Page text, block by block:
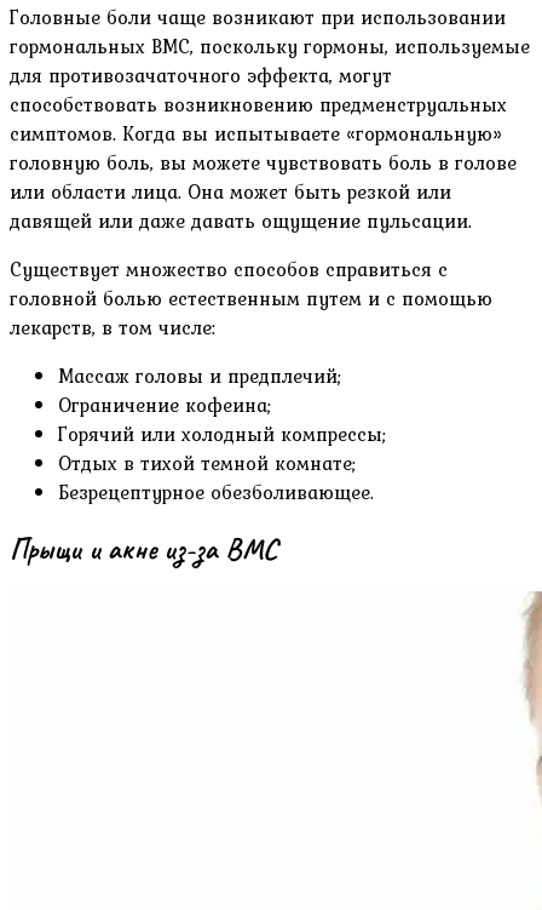
Головные боли чаще возникают при использовании
гормональных ВМС, поскольку гормоны, используемые
для противозачаточного эффекта, могут
способствовать возникновению предменструальных
симптомов. Когда вы испытываете «гормональную»
головную боль, вы можете чувствовать боль в голове
или области лица. Она может быть резкой или
давящей или даже давать ощущение пульсации.
Существует множество способов справиться с
головной болью естественным путем и с помощью
лекарств, в том числе:
Массаж головы и предплечий;
Ограничение кофеина;
Горячий или холодный компрессы;
Отдых в тихой темной комнате;
Безрецептурное обезболивающее.
Прыщи и акне из-за ВМС